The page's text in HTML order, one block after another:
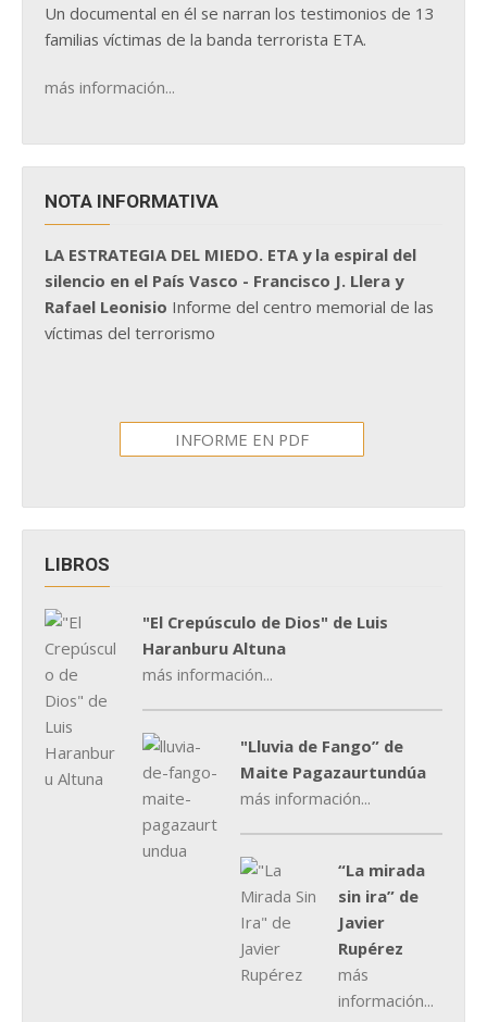
Un documental en él se narran los testimonios de 13
familias víctimas de la banda terrorista ETA.
más información...
NOTA INFORMATIVA
LA ESTRATEGIA DEL MIEDO. ETA y la espiral del
silencio en el País Vasco - Francisco J. Llera y
Rafael Leonisio Informe del centro memorial de las
víctimas del terrorismo
INFORME EN PDF
LIBROS
"El Crepúsculo de Dios" de Luis
Haranburu Altuna
más información...
"Lluvia de Fango” de
Maite Pagazaurtundúa
más información...
“La mirada
sin ira” de
Javier
Rupérez
más
información...